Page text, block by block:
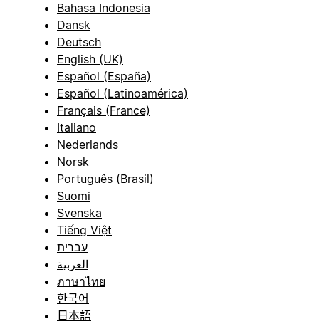
Bahasa Indonesia
Dansk
Deutsch
English (UK)
Español (España)
Español (Latinoamérica)
Français (France)
Italiano
Nederlands
Norsk
Português (Brasil)
Suomi
Svenska
Tiếng Việt
עברית
العربية
ภาษาไทย
한국어
日本語